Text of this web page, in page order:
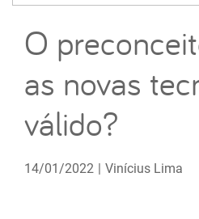
O
as novas
válido?
14/01/2022 | Vinícius Lima